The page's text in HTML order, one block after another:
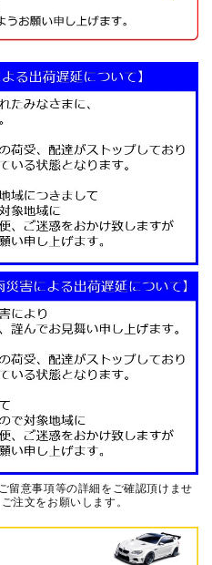
留意事項等の詳細をご確認頂けませ
注文をお願いします。